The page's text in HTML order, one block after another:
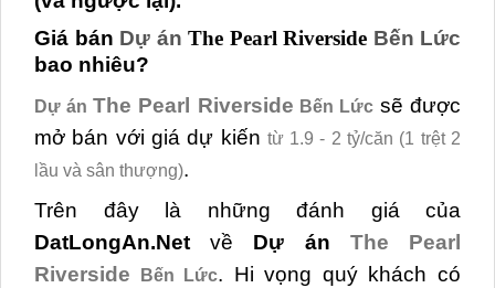
Giá bán Dự án The Pearl Riverside Bến Lức
bao nhiêu?
Dự ánThe Pearl Riverside Bến Lức sẽ được
mở bán với giá dự kiến từ 1.9 - 2 tỷ/căn (1 trệt 2
lầu và sân thượng).
Trên đây là những đánh giá của
DatLongAn.Net về Dự án The Pearl
Riverside Bến Lức. Hi vọng quý khách có